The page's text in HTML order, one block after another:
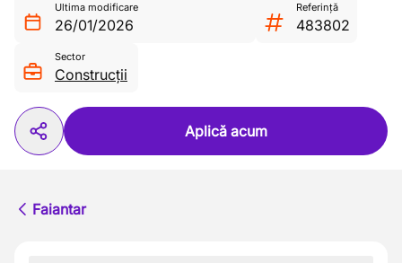
Ultima modificare
26/01/2026
Referință
483802
Sector
Construcții
Aplică acum
Faiantar